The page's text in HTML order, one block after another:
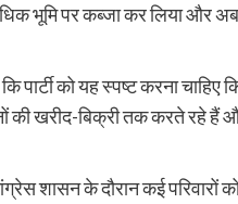
भूमि पर कब्जा कर लिया और
पार्टी को यह स्पष्ट करना
की खरीद-बिक्री तक करते रहे हैं
शासन के दौरान कई परिवारों